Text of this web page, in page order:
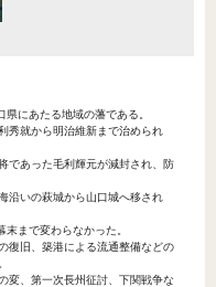
にあたる地域の藩である。
秀就から明治維新まで治められ
であった毛利輝元が減封され、防
沿いの萩城から山口城へ移され
まで変わらなかった。
復旧、築港による流通整備などの
変、第一次長州征討、下関戦争な